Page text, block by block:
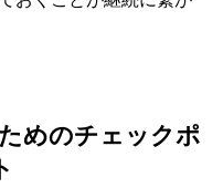
めのチェックポ